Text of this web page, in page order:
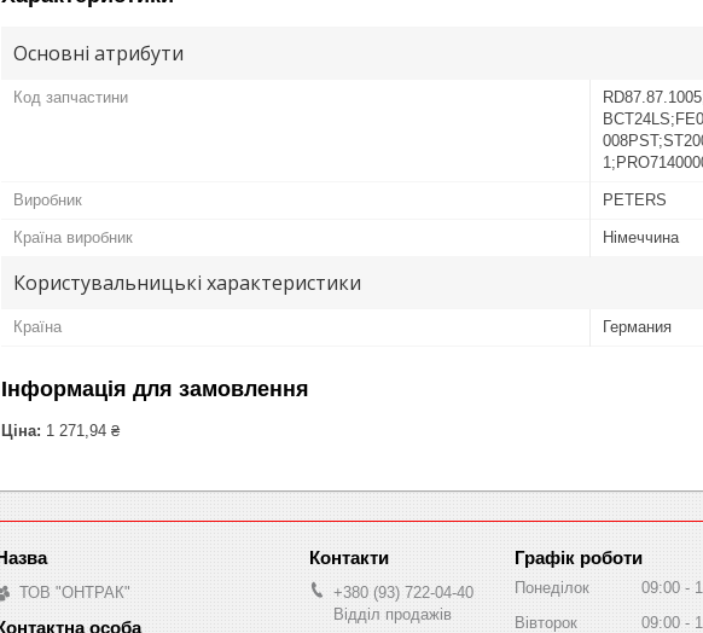
Основні атрибути
Код запчастини
Виробник PETERS
Країна виробник Німеччина
Користувальницькі характеристики
Країна Германия
Інформація для замовлення
Ціна: 1 271,94 ₴
ТОВ "ОНТРАК"
+380 (93) 722-04-40
Відділ продажів
Графік роботи
Понеділок 09:00
Вівторок
09:00